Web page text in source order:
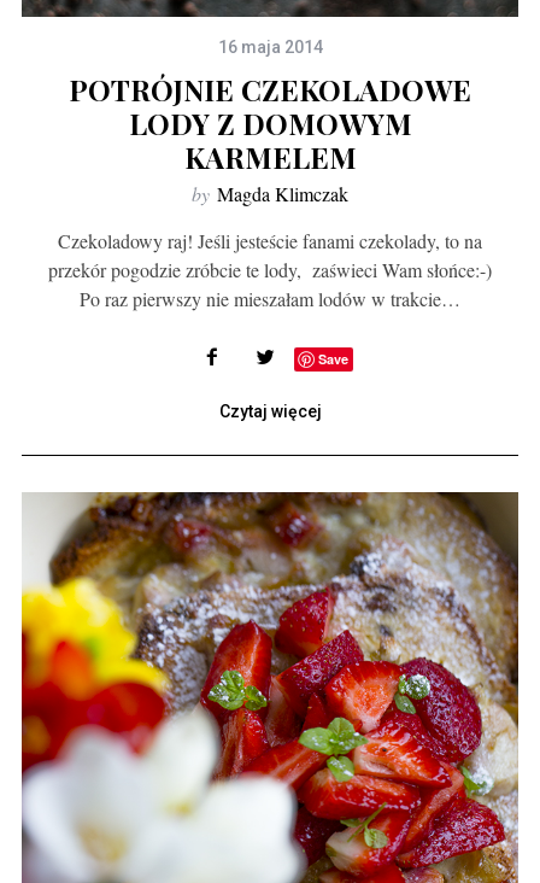
16 maja 2014
POTRÓJNIE CZEKOLADOWE
LODY Z DOMOWYM
KARMELEM
by Magda Klimczak
Czekoladowy raj! Jeśli jesteście fanami czekolady, to na
przekór pogodzie zróbcie te lody, zaświeci Wam słońce:-)
Po raz pierwszy nie mieszałam lodów w trakcie…
Save
Czytaj więcej